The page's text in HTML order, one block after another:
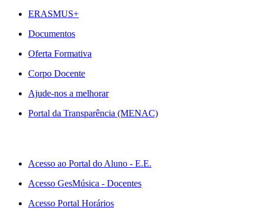
ERASMUS+
Documentos
Oferta Formativa
Corpo Docente
Ajude-nos a melhorar
Portal da Transparência (MENAC)
Acesso ao Portal do Aluno - E.E.
Acesso GesMúsica - Docentes
Acesso Portal Horários